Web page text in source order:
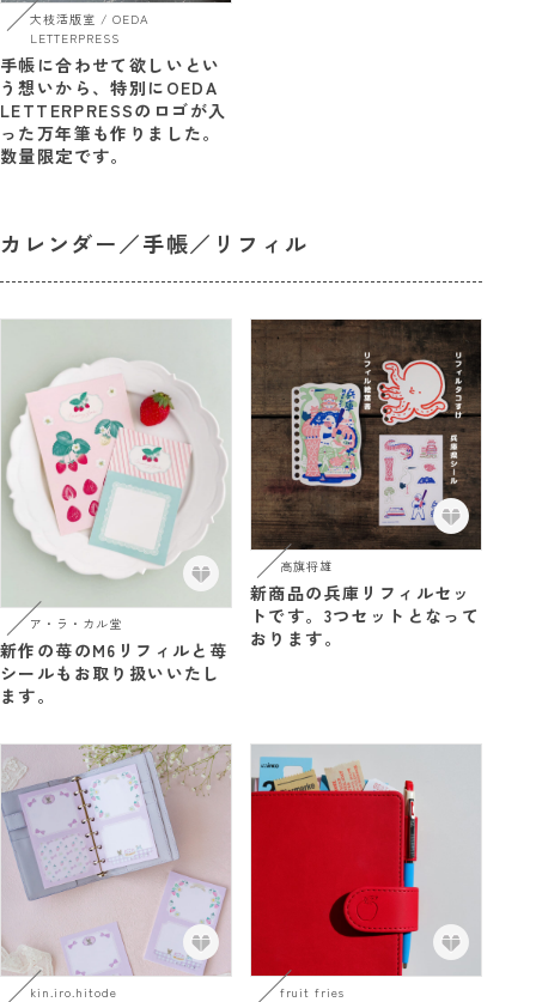
大枝活版室 / OEDA
LETTERPRESS
手帳に合わせて欲しいとい
う想いから、特別にOEDA
LETTERPRESSのロゴが入
った万年筆も作りました。
数量限定です。
カレンダー／手帳／リフィル
ア・ラ・カル堂
新作の苺のM6リフィルと苺
シールもお取り扱いいたし
ます。
高旗将雄
新商品の兵庫リフィルセッ
トです。3つセットとなって
おります。
kin.iro.hitode fruit fries